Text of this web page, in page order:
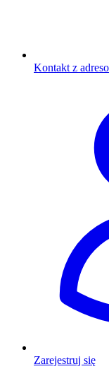
Kontakt z
Zarejestruj się